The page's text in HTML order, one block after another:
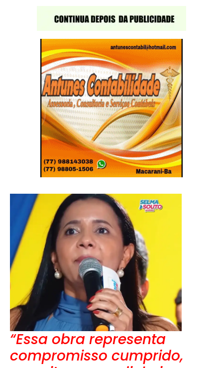
“Essa obra representa
compromisso cumprido,